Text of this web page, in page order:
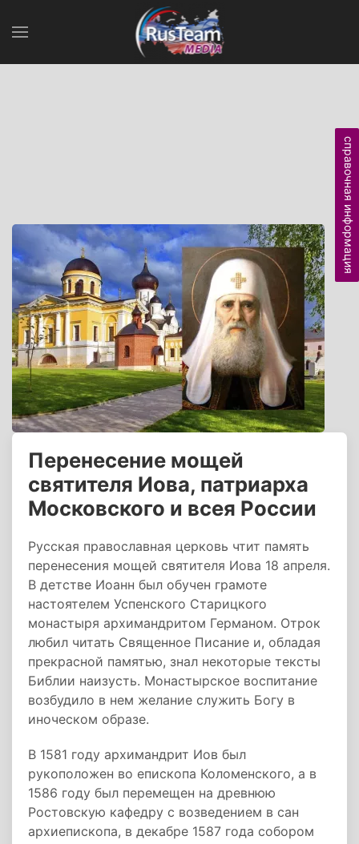
Перенесение мощей
святителя Иова, патриарха
Московского и всея России
Русская православная церковь чтит память
перенесения мощей святителя Иова 18 апреля.
В детстве Иоанн был обучен грамоте
настоятелем Успенского Старицкого
монастыря архимандритом Германом. Отрок
любил читать Священное Писание и, обладая
прекрасной памятью, знал некоторые тексты
Библии наизусть. Монастырское воспитание
возбудило в нем желание служить Богу в
иноческом образе.
В 1581 году архимандрит Иов был
рукоположен во епископа Коломенского, а в
1586 году был перемещен на древнюю
Ростовскую кафедру с возведением в сан
архиепископа, в декабре 1587 года собором
справочная информация